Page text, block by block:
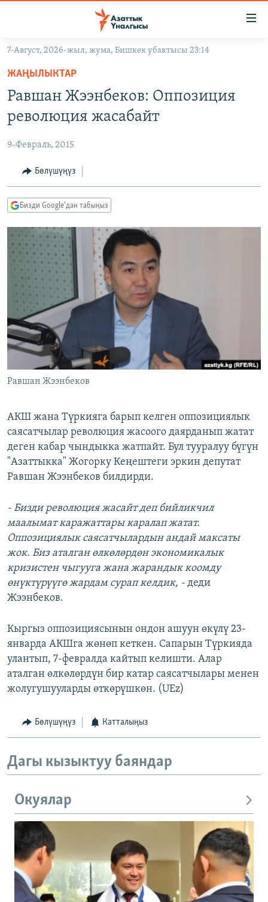
Навигацияга
өтүңүз
Издөөгө
салыңыз
ЭКОНОМИКА
МАДАНИЯТ
БОРБОР АЗИЯ
УКРАИНА
АТАЙЫН ИЛИКТӨӨ
ТВ ПРОГРАММАЛАР
ЭКСПЕРТТЕР ТАЛДАЙТ
БИЗ ЖАНА ДҮЙНӨ
ДАНИСТЕ
ЭЖЕ-СИҢДИЛЕР
АЗАТТЫК+
ЫҢГАЙСЫЗ СУРООЛОР
ӨЗГӨЧӨ ПИКИР
Русский
ОНЛАЙН ШЕРИНЕ
ЭЕ/АРнун бардык сайттары
7-Август, 2026-жыл, жума, Бишкек убактысы 23:14
ЖАҢЫЛЫКТАР
Равшан Жээнбеков: Оппозиция
революция жасабайт
9-Февраль, 2015
Бөлүшүңүз
Бизди Google'дан табыңыз
Равшан Жээнбеков
АКШ жана Түркияга барып келген оппозициялык
саясатчылар революция жасоого даярданып жатат
деген кабар чындыкка жатпайт. Бул тууралуу бүгүн
"Азаттыкка" Жогорку Кеңештеги эркин депутат
Равшан Жээнбеков билдирди.
- Бизди революция жасайт деп бийликчил
маалымат каражаттары каралап жатат.
Оппозициялык саясатчылардын андай максаты
жок. Биз аталган өлкөлөрдөн экономикалык
кризистен чыгууга жана жарандык коомду
өнүктүрүүгө жардам сурап келдик, - деди
Жээнбеков.
Кыргыз оппозициясынын ондон ашуун өкүлү 23-
январда АКШга жөнөп кеткен. Сапарын Түркияда
улантып, 7-февралда кайтып келишти. Алар
аталган өлкөлөрдүн бир катар саясатчылары менен
жолугушууларды өткөрүшкөн. (UEz)
Бөлүшүңүз Катталыңыз
Дагы кызыктуу баяндар
Окуялар